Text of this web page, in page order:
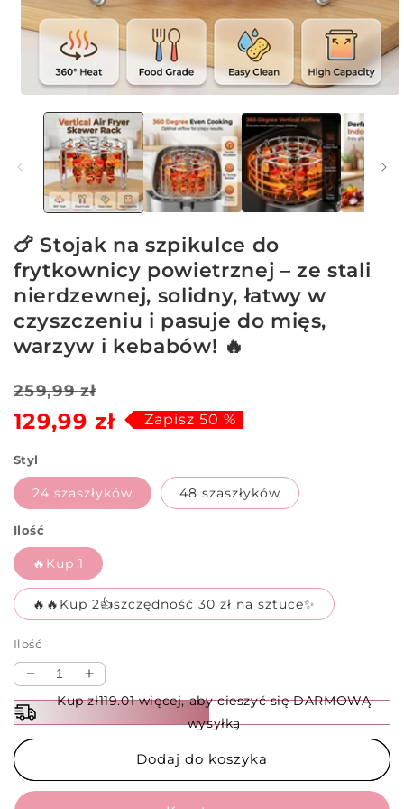
multimedia
oknie
modalnym
🍗 Stojak na szpikulce do
frytkownicy powietrznej – ze stali
nierdzewnej, solidny, łatwy w
czyszczeniu i pasuje do mięs,
warzyw i kebabów! 🔥
129,99 zł
Cena
regularna
259,99 zł
Cena
sprzedaży
Zapisz 50 %
Styl
24 szaszłyków 48 szaszłyków
Ilość
🔥Kup 1
🔥🔥Kup 2👍szczędność 30 zł na sztuce✨
Ilość
Zmniejsz
ilość
dla
🍗
na
szpikulce
Zwiększ
ilość
🍗
na
szpikulce
Kup zł119.01 więcej, aby cieszyć się DARMOWĄ
wysyłką
Dodaj do koszyka